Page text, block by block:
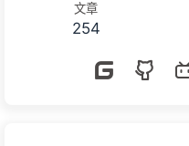
文章
254